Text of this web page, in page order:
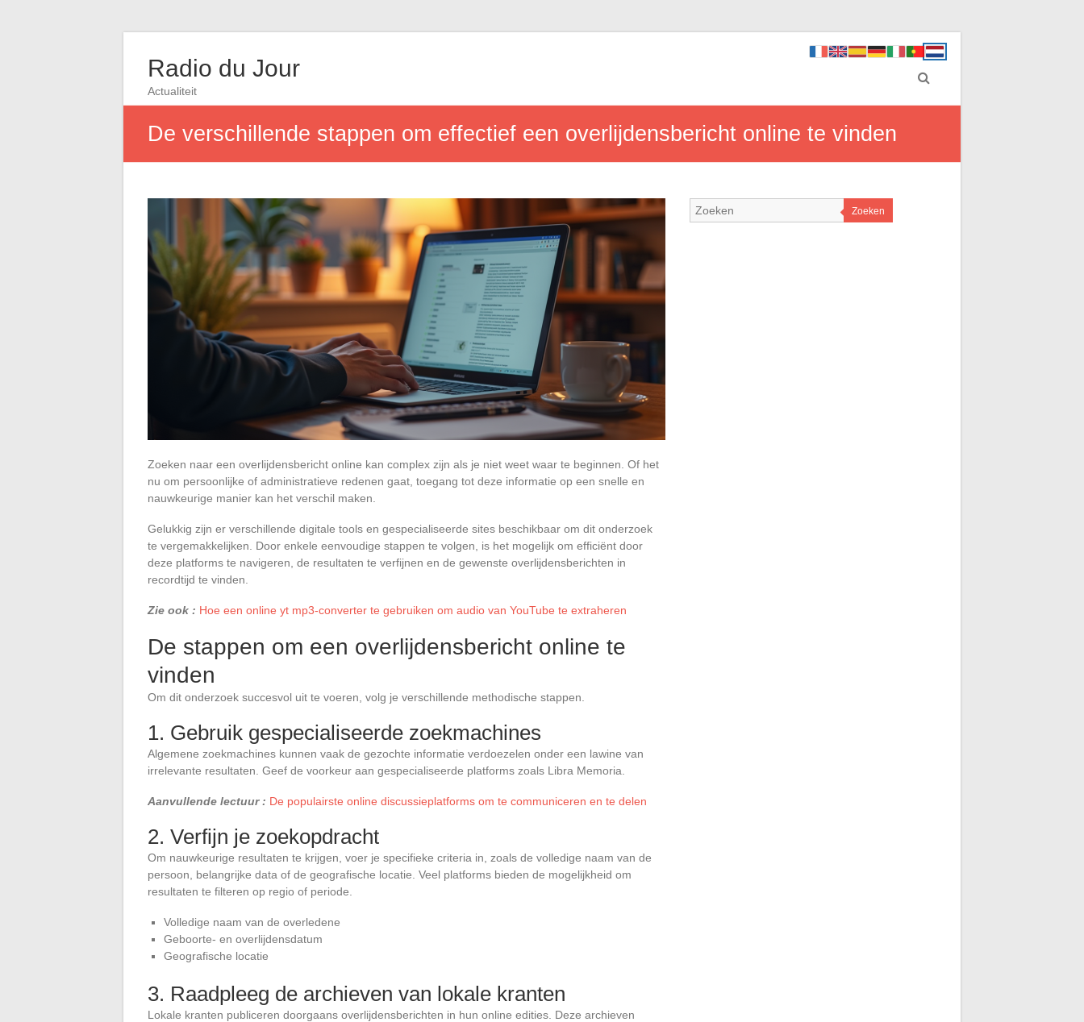
Radio du Jour
Actualiteit
De verschillende stappen om effectief een overlijdensbericht online te vinden
Zoeken naar een overlijdensbericht online kan complex zijn als je niet weet waar te beginnen. Of het
nu om persoonlijke of administratieve redenen gaat, toegang tot deze informatie op een snelle en
nauwkeurige manier kan het verschil maken.
Gelukkig zijn er verschillende digitale tools en gespecialiseerde sites beschikbaar om dit onderzoek
te vergemakkelijken. Door enkele eenvoudige stappen te volgen, is het mogelijk om efficiënt door
deze platforms te navigeren, de resultaten te verfijnen en de gewenste overlijdensberichten in
recordtijd te vinden.
Zie ook : Hoe een online yt mp3-converter te gebruiken om audio van YouTube te extraheren
De stappen om een overlijdensbericht online te
vinden
Om dit onderzoek succesvol uit te voeren, volg je verschillende methodische stappen.
1. Gebruik gespecialiseerde zoekmachines
Algemene zoekmachines kunnen vaak de gezochte informatie verdoezelen onder een lawine van
irrelevante resultaten. Geef de voorkeur aan gespecialiseerde platforms zoals Libra Memoria.
Aanvullende lectuur : De populairste online discussieplatforms om te communiceren en te delen
2. Verfijn je zoekopdracht
Om nauwkeurige resultaten te krijgen, voer je specifieke criteria in, zoals de volledige naam van de
persoon, belangrijke data of de geografische locatie. Veel platforms bieden de mogelijkheid om
resultaten te filteren op regio of periode.
Volledige naam van de overledene
Geboorte- en overlijdensdatum
Geografische locatie
3. Raadpleeg de archieven van lokale kranten
Lokale kranten publiceren doorgaans overlijdensberichten in hun online edities. Deze archieven
Zoeken